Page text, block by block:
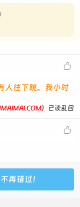

人往下跳。我小时
） 已读乱回

再错过！